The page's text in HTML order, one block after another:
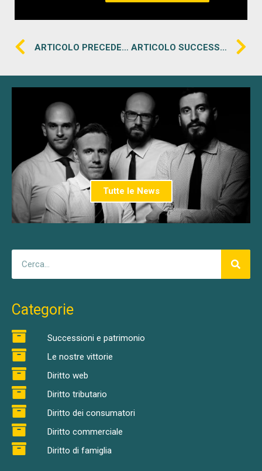
ARTICOLO PRECEDENTE ARTICOLO SUCCESSIVO
Tutte le News
Categorie
Successioni e patrimonio
Le nostre vittorie
Diritto web
Diritto tributario
Diritto dei consumatori
Diritto commerciale
Diritto di famiglia